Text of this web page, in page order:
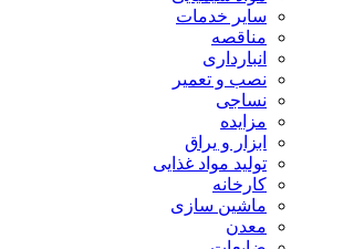
سایر خدمات
مناقصه
انبارداری
نصب و تعمیر
نساجی
مزایده
ابزار و یراق
تولید مواد غذایی
کارخانه
ماشین سازی
معدن